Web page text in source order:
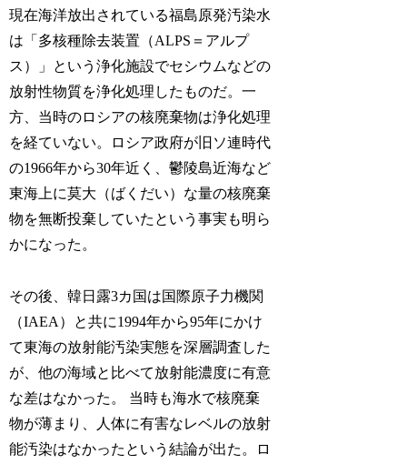
現在海洋放出されている福島原発汚染水
は「多核種除去装置（ALPS＝アルプ
ス）」という浄化施設でセシウムなどの
放射性物質を浄化処理したものだ。一
方、当時のロシアの核廃棄物は浄化処理
を経ていない。ロシア政府が旧ソ連時代
の1966年から30年近く、鬱陵島近海など
東海上に莫大（ばくだい）な量の核廃棄
物を無断投棄していたという事実も明ら
かになった。
その後、韓日露3カ国は国際原子力機関
（IAEA）と共に1994年から95年にかけ
て東海の放射能汚染実態を深層調査した
が、他の海域と比べて放射能濃度に有意
な差はなかった。 当時も海水で核廃棄
物が薄まり、人体に有害なレベルの放射
能汚染はなかったという結論が出た。ロ